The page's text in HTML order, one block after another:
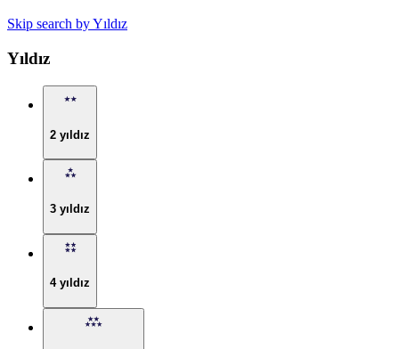
Skip search by Yıldız
Yıldız
2 yıldız
3 yıldız
4 yıldız